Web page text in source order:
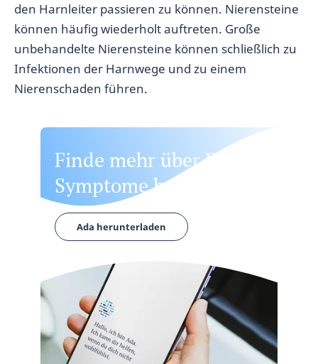
den Harnleiter passieren zu können. Nierensteine
können häufig wiederholt auftreten. Große
unbehandelte Nierensteine können schließlich zu
Infektionen der Harnwege und zu einem
Nierenschaden führen.
Finde mehr über Deine
Symptome heraus
Ada herunterladen